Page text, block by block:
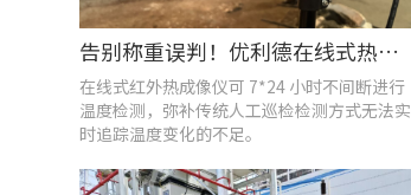
告别称重误判！优利德在线式热成像仪重构新材料铸造注液控制逻辑
在线式红外热成像仪可 7*24 小时不间断进行
温度检测，弥补传统人工巡检检测方式无法实
时追踪温度变化的不足。